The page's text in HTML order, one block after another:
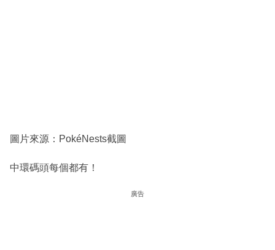
圖片來源：PokéNests截圖
中環碼頭每個都有！
廣告